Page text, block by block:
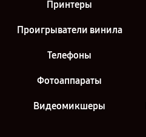
Принтеры
Проигрыватели винила
Телефоны
Фотоаппараты
Видеомикшеры